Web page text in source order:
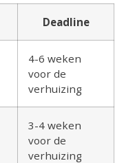
Deadline
4-6 weken
voor de
verhuizing
3-4 weken
voor de
verhuizing